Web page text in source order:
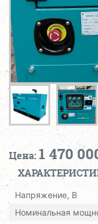
Цена: 1 470
Напряжение, В
Номинальная